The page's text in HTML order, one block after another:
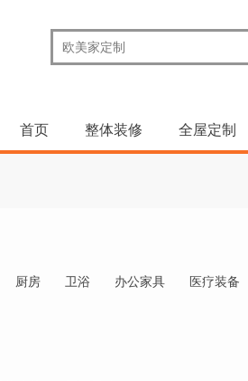
首页 整体装修 全屋定制
厨房 卫浴 办公家具 医疗装备